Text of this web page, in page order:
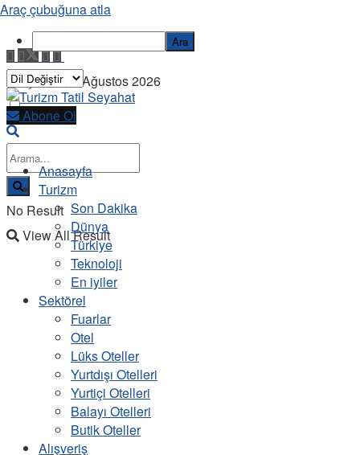
Perşembe, 6 Ağustos 2026
No Result
View All Result
Abone Ol
Anasayfa
Turizm
Son Dakika
Dünya
Türkiye
Teknoloji
En iyiler
Sektörel
Fuarlar
Otel
Lüks Oteller
Yurtdışı Otelleri
Yurtiçi Otelleri
Balayı Otelleri
Butik Oteller
Alışveriş
Araç çubuğuna atla
Ara